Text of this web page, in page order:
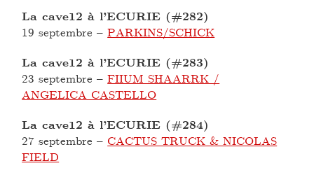
La cave12 à l’ECURIE (#282)
19 septembre –PARKINS/SCHICK
La cave12 à l’ECURIE (#283)
23 septembre –FIIUM SHAARRK /
ANGELICA CASTELLO
La cave12 à l’ECURIE (#284)
27 septembre – CACTUS TRUCK & NICOLAS
FIELD